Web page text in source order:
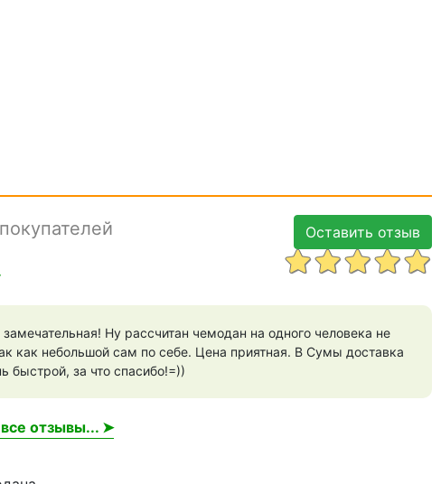
Оставить отзыв
Ну рассчитан чемодан на одного человека не
как небольшой сам по себе. Цена приятная. В Сумы доставка
быстрой, за что спасибо!=))
отзывы... ➤